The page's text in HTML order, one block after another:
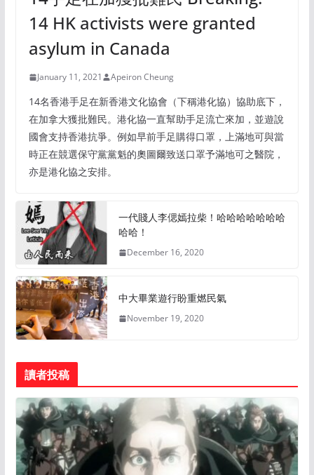
14 HK activists were granted
asylum in Canada
January 11, 2021 Apeiron Cheung
14名香港手足在新香港文化協會（下稱港化協）協助底下，
在加拿大獲批難民。港化協一直幫助手足流亡來加，並遊說
國會支持香港抗爭。例如早前手足購得口罩，上滿地可與當
時正在競選保守黨黨魁的奧圖爾致送口罩予滿地可之醫院，
亦是港化協之安排。
一代賤人李偲嫣拉柴！哈哈哈哈哈哈哈
哈哈！
December 16, 2020
中大畢業遊行盼重燃民氣
November 19, 2020
讀者投稿